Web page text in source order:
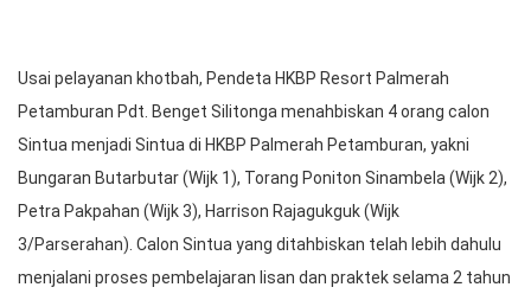
Usai pelayanan khotbah, Pendeta HKBP Resort Palmerah
Petamburan Pdt. Benget Silitonga menahbiskan 4 orang calon
Sintua menjadi Sintua di HKBP Palmerah Petamburan, yakni
Bungaran Butarbutar (Wijk 1), Torang Poniton Sinambela (Wijk 2),
Petra Pakpahan (Wijk 3), Harrison Rajagukguk (Wijk
3/Parserahan). Calon Sintua yang ditahbiskan telah lebih dahulu
menjalani proses pembelajaran lisan dan praktek selama 2 tahun